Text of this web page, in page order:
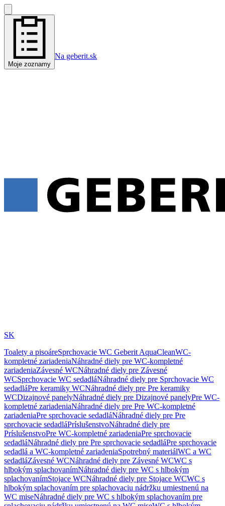
Moje zoznamy
Na geberit.sk
SK
Toalety a pisoáreSprchovacie WC Geberit AquaCleanWC-
kompletné zariadeniaNáhradné diely pre WC-kompletné
zariadeniaZávesné WCNáhradné diely pre Závesné
WCSprchovacie WC sedadláNáhradné diely pre Sprchovacie WC
sedadláPre keramiky WCNáhradné diely pre Pre keramiky
WCDizajnové panelyNáhradné diely pre Dizajnové panelyPre WC-
kompletné zariadeniaNáhradné diely pre Pre WC-kompletné
zariadeniaPre sprchovacie sedadláNáhradné diely pre Pre
sprchovacie sedadláPríslušenstvoNáhradné diely pre
PríslušenstvoPre WC-kompletné zariadeniaPre sprchovacie
sedadláNáhradné diely pre Pre sprchovacie sedadláPre sprchovacie
sedadlá a WC-kompletné zariadeniaSpotrebný materiálWC a WC
sedadláZávesné WCNáhradné diely pre Závesné WCWC s
hlbokým splachovanímNáhradné diely pre WC s hlbokým
splachovanímStojace WCNáhradné diely pre Stojace WCWC s
hlbokým splachovaním pre splachovaciu nádržku umiestnenú na
WC miseNáhradné diely pre WC s hlbokým splachovaním pre